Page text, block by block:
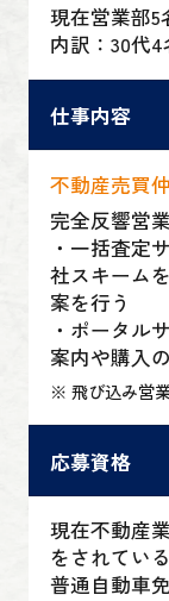
現在営業部5
内訳：30代
仕事内容
不動産売買
完全反響営業
・一括査定
社スキーム
案を行う
・ポータル
案内や購入
※ 飛び込み営
応募資格
現在不動産
をされてい
普通自動車